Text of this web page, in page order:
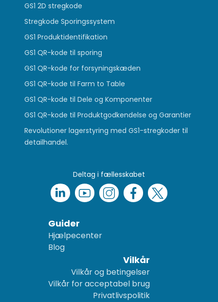
GS1 2D stregkode
Stregkode Sporingssystem
GS1 Produktidentifikation
GS1 QR-kode til sporing
GS1 QR-kode for forsyningskæden
GS1 QR-kode til Farm to Table
GS1 QR-kode til Dele og Komponenter
GS1 QR-kode til Produktgodkendelse og Garantier
Revolutioner lagerstyring med GS1-stregkoder til
detailhandel.
Deltag i fællesskabet
Guider
Hjælpecenter
Blog
Vilkår
Vilkår og betingelser
Vilkår for acceptabel brug
Privatlivspolitik